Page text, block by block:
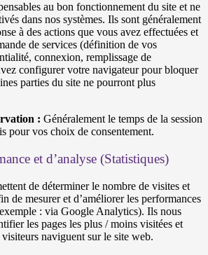
au bon fonctionnement du site et ne
dans nos systèmes. Ils sont généralement
à des actions que vous avez effectuées et
de services (définition de vos
connexion, remplissage de
configurer votre navigateur pour bloquer
parties du site ne pourront plus
: Généralement le temps de la session
pour vos choix de consentement.
et d’analyse (Statistiques)
de déterminer le nombre de visites et
de mesurer et d’améliorer les performances
: via Google Analytics). Ils nous
les pages les plus / moins visitées et
naviguent sur le site web.